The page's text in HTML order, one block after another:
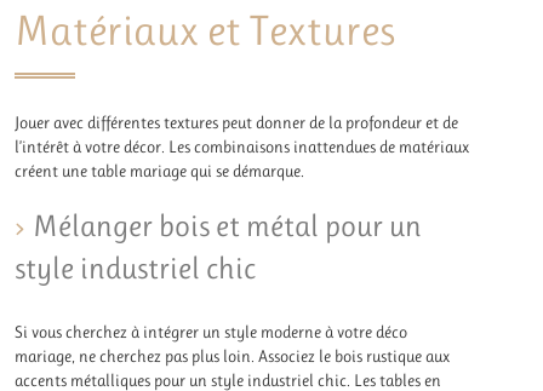
Matériaux et Textures
Jouer avec différentes textures peut donner de la profondeur et de
l’intérêt à votre décor. Les combinaisons inattendues de matériaux
créent une table mariage qui se démarque.
Mélanger bois et métal pour un
style industriel chic
Si vous cherchez à intégrer un style moderne à votre déco
mariage, ne cherchez pas plus loin. Associez le bois rustique aux
accents métalliques pour un style industriel chic. Les tables en